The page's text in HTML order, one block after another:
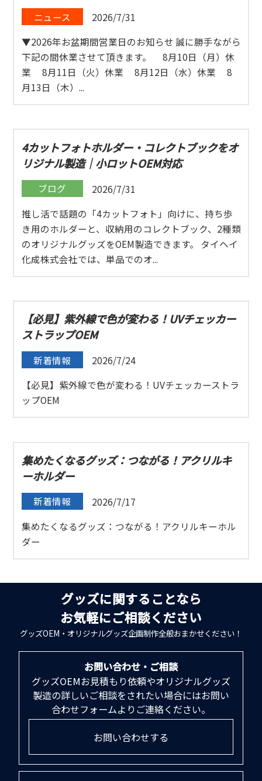
ニュース
2026/7/31
▼2026年お盆期間営業日のお知らせ 誠に勝手ながら
下記の間休業させて頂きます。 8月10日（月）休
業 8月11日（火）休業 8月12日（水）休業 8
月13日（木）...
4カットフォトホルダー・コレクトブックをオ
リジナル製造｜小ロットOEM対応
ブログ
2026/7/31
推し活で話題の「4カットフォト」向けに、持ち歩
き用のホルダーと、収納用のコレクトブック、2種類
のオリジナルグッズをOEM製造できます。 タイヘイ
化成株式会社では、単品でのオ...
【必見】紫外線で色が変わる！UVチェッカー
ストラップOEM
新着情報
2026/7/24
【必見】紫外線で色が変わる！UVチェッカーストラ
ップOEM
集めたくなるグッズ：つながる！アクリルキ
ーホルダー
新着情報
2026/7/17
集めたくなるグッズ：つながる！アクリルキーホル
ダー
グッズに関することなら
お気軽にご相談ください
グッズOEM・オリジナルグッズ企画制作全般おまかせください！
お問い合わせ・ご相談
グッズOEMお見積もり依頼やオリジナルグッズ
製造の詳しいご相談をされたい場合にはお問い
合わせフォームよりご連絡ください。
お問い合わせする